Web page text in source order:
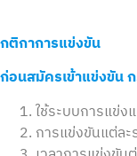
กติกาการแข่งขัน
ก่อนสมัครเข้าแข่งขัน
ใช้ระบบการแข่ง
การแข่งขันแต่ล